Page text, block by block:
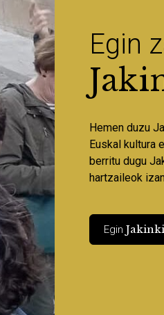
Egin
Hemen duzu
Euskal kultura
berritu dugu
hartzaileok
Egin